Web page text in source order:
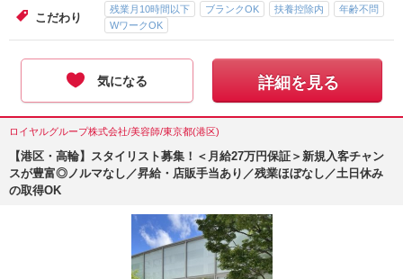
こだわり
残業月10時間以下 ブランクOK 扶養控除内
年齢不問
WワークOK
気になる 詳細を見る
ロイヤルグループ株式会社/美容師/東京都(港区)
【港区・高輪】スタイリスト募集！＜月給27万円保証＞新規入客チャン
スが豊富◎ノルマなし／昇給・店販手当あり／残業ほぼなし／土日休み
の取得OK